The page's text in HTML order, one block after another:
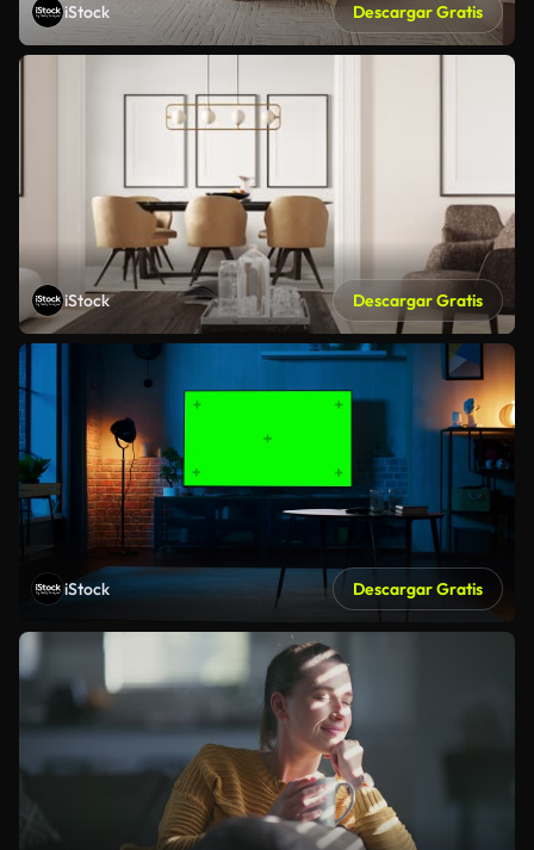
iStock Descargar Gratis
iStock Descargar Gratis
iStock Descargar Gratis